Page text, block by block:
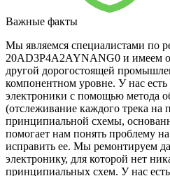
Важные факты
Мы являемся специалистами по
20AD3P4A2AYNANG0 и имеем
другой дорогостоящей
компонентном уровне. У нас
электроники с помощью метода
(отслеживание каждого трека на
принципиальной схемы,
помогает нам понять проблему
исправить ее. Мы ремонтируем
электронику, для которой нет
принципиальных схем. У нас